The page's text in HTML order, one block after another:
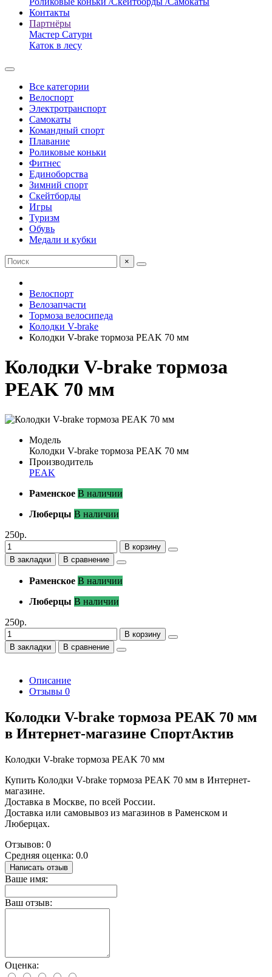
Контакты
Партнёры
Мастер Сатурн
Каток в лесу
Все категории
Велоспорт
Электротранспорт
Самокаты
Командный спорт
Плавание
Роликовые коньки
Фитнес
Единоборства
Зимний спорт
Скейтборды
Игры
Туризм
Обувь
Медали и кубки
×
Велоспорт
Велозапчасти
Тормоза велосипеда
Колодки V-brake
Колодки V-brake тормоза PEAK 70 мм
Колодки V-brake тормоза
PEAK 70 мм
Модель
Колодки V-brake тормоза PEAK 70 мм
Производитель
PEAK
Раменское В наличии
Люберцы В наличии
250р.
В корзину
В закладки
В сравнение
Раменское В наличии
Люберцы В наличии
250р.
В корзину
В закладки
В сравнение
Описание
Отзывы 0
Колодки V-brake тормоза PEAK 70 мм
в Интернет-магазине СпортАктив
Колодки V-brake тормоза PEAK 70 мм
Купить Колодки V-brake тормоза PEAK 70 мм в Интернет-
магазине.
Доставка в Москве, по всей России.
Доставка или самовывоз из магазинов в Раменском и
Люберцах.
Отзывов: 0
Средняя оценка: 0.0
Написать отзыв
Ваше имя:
Ваш отзыв:
Оценка: